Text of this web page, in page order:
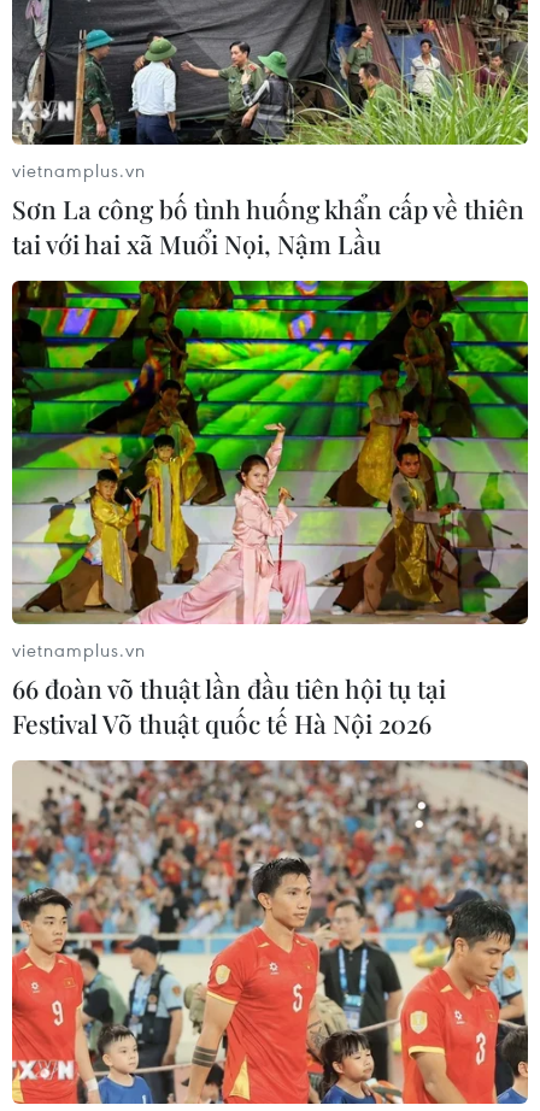
TIN CÙNG CHUYÊN MỤC
Thượng viện Mỹ thông qua dự luật
trừng phạt Nga
08/08/2026 03:50
Canada, Mỹ đàm phán thỏa thuận
thương mại tạm thời nhằm hạ nhiệt
căng thẳng
07/08/2026 23:53
Abelardo De La Espriella nhậm chức
07/08/2026 23:12
Mỹ chi hơn 2,2 tỷ USD mua thêm 4
trung tâm giam giữ người nhập cư
trái phép
07/08/2026 22:47
Canada áp dụng biện pháp tự vệ tạm
vietnamplus.vn
Sơn La công bố tình huống khẩn cấp về thiên
tai với hai xã Muổi Nọi, Nậm Lầu
vietnamplus.vn
66 đoàn võ thuật lần đầu tiên hội tụ tại
Festival Võ thuật quốc tế Hà Nội 2026